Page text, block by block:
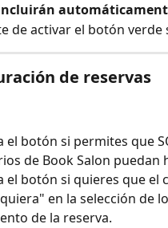
de activar el botón
de reservas
el botón si permites que
de Book Salon puedan
el botón si quieres que el
en la selección de
de la reserva.